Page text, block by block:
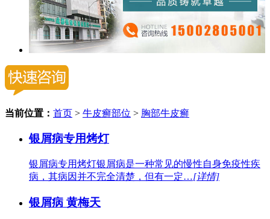
当前位置： 首页 > 牛皮癣部位 > 胸部牛皮癣
银屑病专用烤灯
银屑病专用烤灯银屑病是一种常见的慢性自身免疫性疾
病，其病因并不完全清楚，但有一定…[详情]
银屑病 黄梅天